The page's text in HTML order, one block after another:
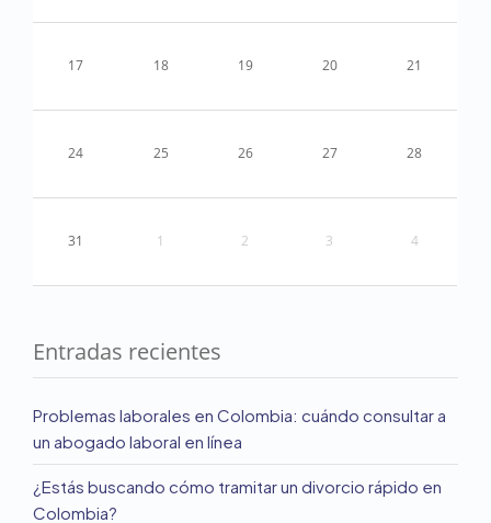
17 18 19 20 21
24 25 26 27 28
31 1 2 3 4
Entradas recientes
Problemas laborales en Colombia: cuándo consultar a
un abogado laboral en línea
¿Estás buscando cómo tramitar un divorcio rápido en
Colombia?